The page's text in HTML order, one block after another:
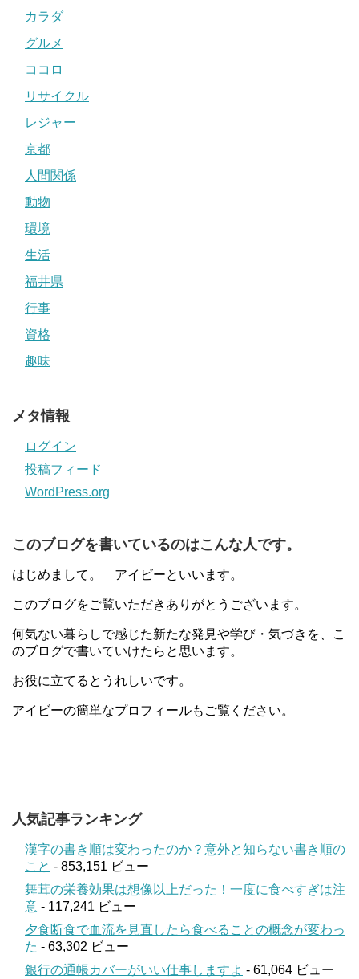
カラダ
グルメ
ココロ
リサイクル
レジャー
京都
人間関係
動物
環境
生活
福井県
行事
資格
趣味
メタ情報
ログイン
投稿フィード
WordPress.org
このブログを書いているのはこんな人です。
はじめまして。 アイビーといいます。
このブログをご覧いただきありがとうございます。
何気ない暮らしで感じた新たな発見や学び・気づきを、こ
のブログで書いていけたらと思います。
お役に立てるとうれしいです。
アイビーの簡単なプロフィールもご覧ください。
人気記事ランキング
漢字の書き順は変わったのか？意外と知らない書き順の
こと - 853,151 ビュー
舞茸の栄養効果は想像以上だった！一度に食べすぎは注
意 - 117,241 ビュー
夕食断食で血流を見直したら食べることの概念が変わっ
た - 63,302 ビュー
銀行の通帳カバーがいい仕事しますよ - 61,064 ビュー